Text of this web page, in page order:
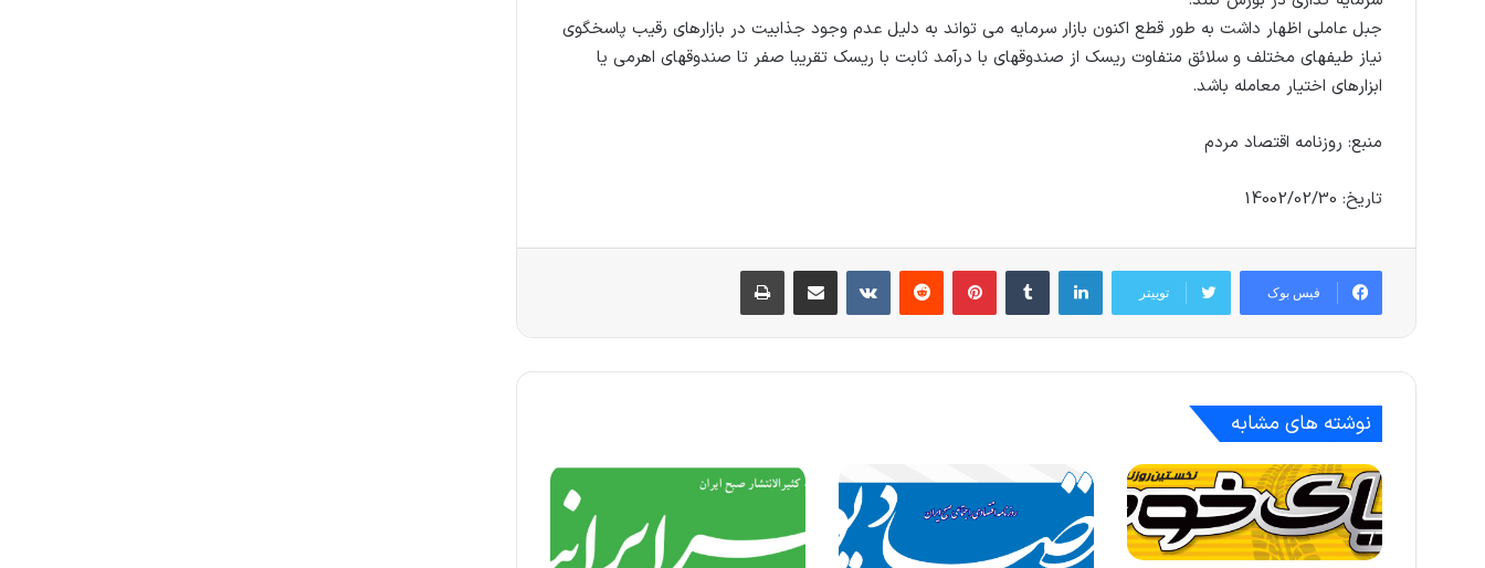
جبل عاملی اظهار داشت به طور قطع اکنون بازار سرمایه می تواند به دلیل عدم وجود جذابیت در بازارهای رقیب پاسخگوی
نیاز طیفهای مختلف و سلائق متفاوت ریسک از صندوقهای با درآمد ثابت با ریسک تقریبا صفر تا صندوقهای اهرمی یا
ابزارهای اختیار معامله باشد.
منبع: روزنامه اقتصاد مردم
تاریخ: 14002/02/30
فیس بوک توییتر
لینکدین ‫تامبلر ‫پین‌ترست‫رددیت ‫VKontakteاشتراک گذاری از طریق ایمیل چاپ
نوشته های مشابه